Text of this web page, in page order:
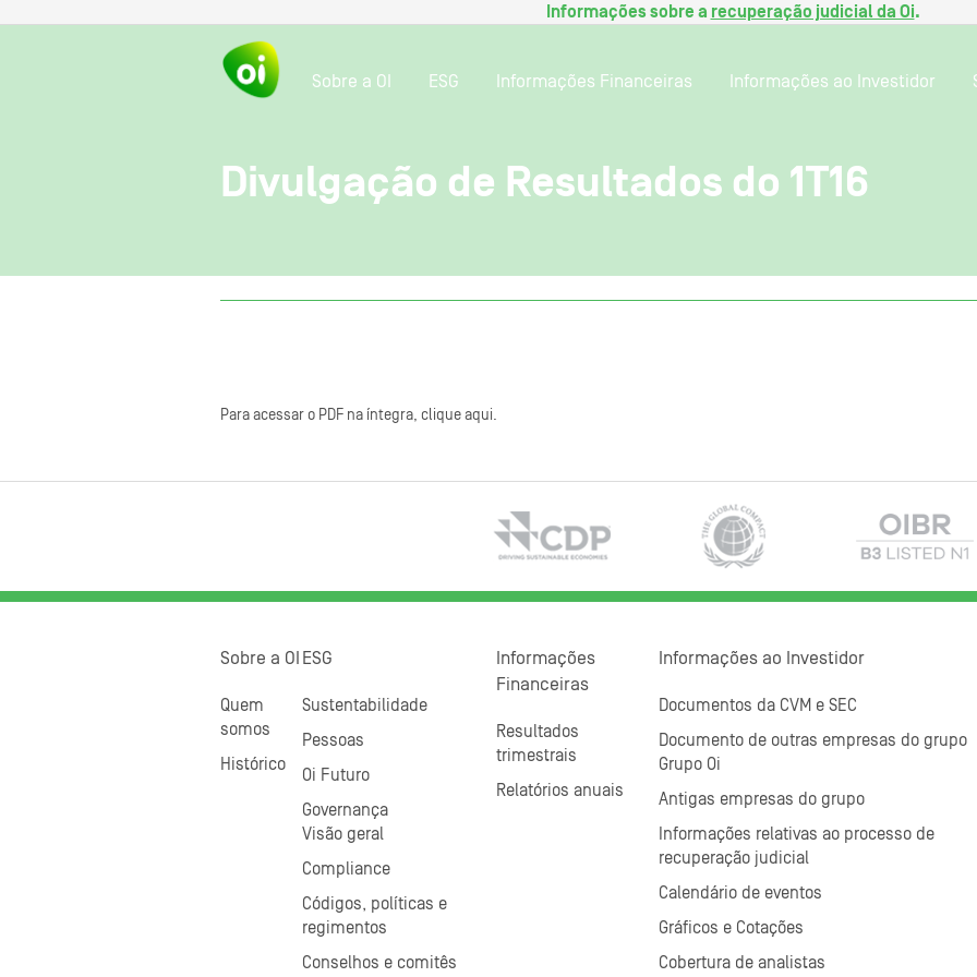
Informações sobre a recuperação judicial da Oi.
Sobre a OI ESG Informações Financeiras Informações ao Investidor
Divulgação de Resultados do 1T16
Para acessar o PDF na íntegra, clique aqui.
Sobre a OI
Quem
somos
Histórico
ESG
Sustentabilidade
Pessoas
Oi Futuro
Governança
Visão geral
Compliance
Códigos, políticas e
regimentos
Conselhos e comitês
Informações
Financeiras
Resultados
trimestrais
Relatórios anuais
Informações ao Investidor
Documentos da CVM e SEC
Documento de outras empresas do grupo
Grupo Oi
Antigas empresas do grupo
Informações relativas ao processo de
recuperação judicial
Calendário de eventos
Gráficos e Cotações
Cobertura de analistas